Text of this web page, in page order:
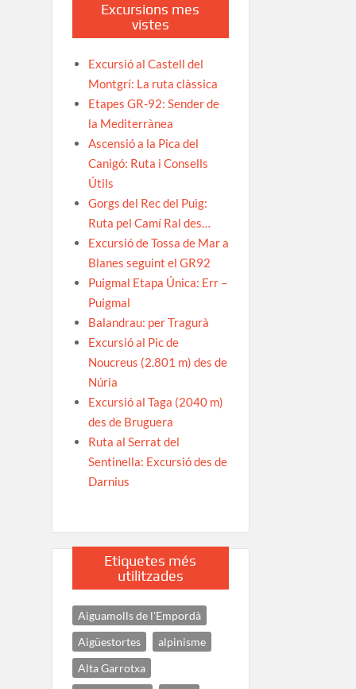
Excursions mes
vistes
Excursió al Castell del
Montgrí: La ruta clàssica
Etapes GR-92: Sender de
la Mediterrànea
Ascensió a la Pica del
Canigó: Ruta i Consells
Útils
Gorgs del Rec del Puig:
Ruta pel Camí Ral des…
Excursió de Tossa de Mar a
Blanes seguint el GR92
Puigmal Etapa Única: Err –
Puigmal
Balandrau: per Tragurà
Excursió al Pic de
Noucreus (2.801 m) des de
Núria
Excursió al Taga (2040 m)
des de Bruguera
Ruta al Serrat del
Sentinella: Excursió des de
Darnius
Etiquetes més
utilitzades
Aiguamolls de l'Empordà
Aigüestortes
alpinisme
Alta Garrotxa